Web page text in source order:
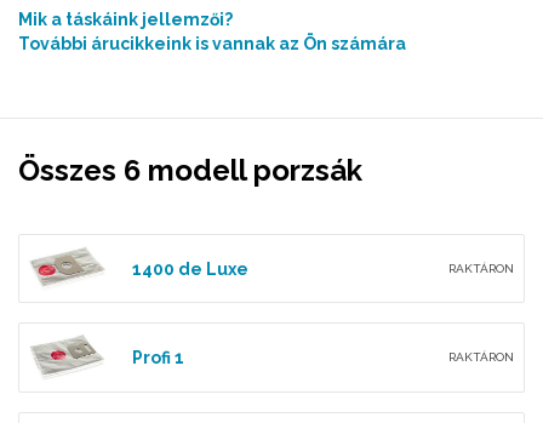
Mik a táskáink jellemzői?
További árucikkeink is vannak az Ön számára
Összes 6 modell porzsák
1400 de Luxe RAKTÁRON
Profi 1 RAKTÁRON